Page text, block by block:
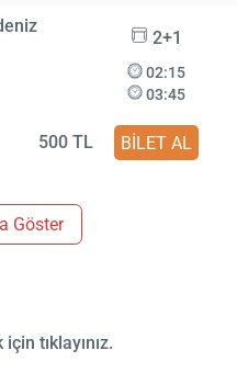
2+1
02:15
03:45
500 TL BİLET AL
Göster
tıklayınız.